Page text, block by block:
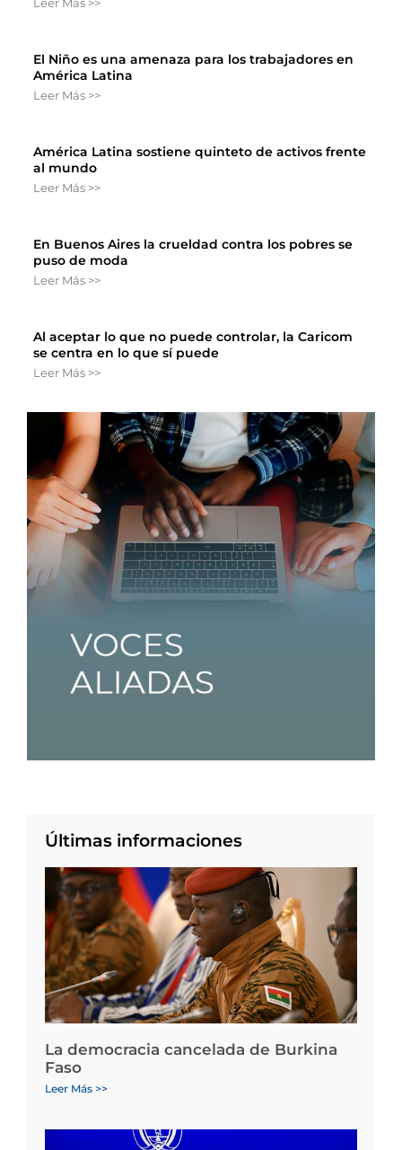
El Niño es una amenaza para los trabajadores en
América Latina
Leer Más >>
América Latina sostiene quinteto de activos frente
al mundo
Leer Más >>
En Buenos Aires la crueldad contra los pobres se
puso de moda
Leer Más >>
Al aceptar lo que no puede controlar, la Caricom
se centra en lo que sí puede
Leer Más >>
Últimas informaciones
La democracia cancelada de Burkina
Faso
Leer Más >>